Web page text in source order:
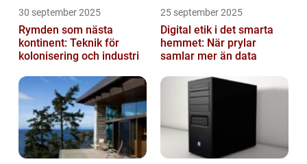
30 september 2025
Rymden som nästa
kontinent: Teknik för
kolonisering och industri
25 september 2025
Digital etik i det smarta
hemmet: När prylar
samlar mer än data